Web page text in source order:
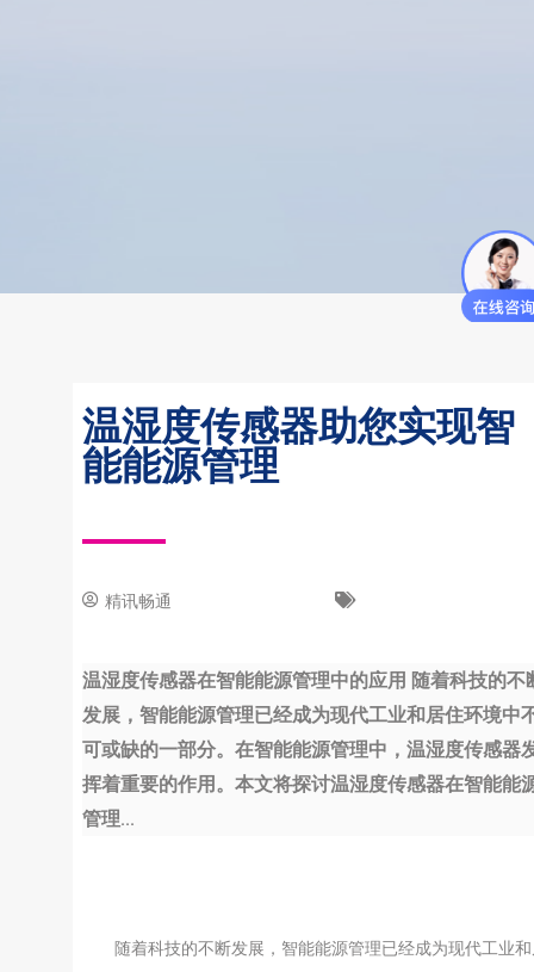
温湿度传感器助您实现智
能能源管理
精讯畅通
温湿度传感器在智能能源管理中的应用 随着科技的不
发展，智能能源管理已经成为现代工业和居住环境中
可或缺的一部分。在智能能源管理中，温湿度传感器
挥着重要的作用。本文将探讨温湿度传感器在智能能
管理...
随着科技的不断发展，智能能源管理已经成为现代工业